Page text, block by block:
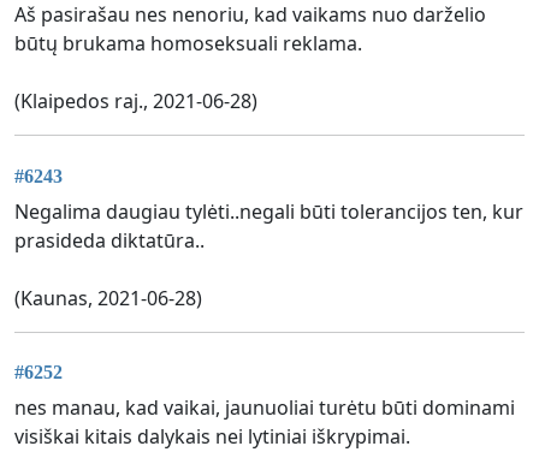
Aš pasirašau nes nenoriu, kad vaikams nuo darželio
būtų brukama homoseksuali reklama.
(Klaipedos raj., 2021-06-28)
#6243
Negalima daugiau tylėti..negali būti tolerancijos ten, kur
prasideda diktatūra..
(Kaunas, 2021-06-28)
#6252
nes manau, kad vaikai, jaunuoliai turėtu būti dominami
visiškai kitais dalykais nei lytiniai iškrypimai.